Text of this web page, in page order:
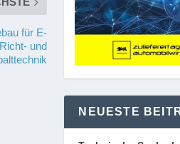
für E-
und
NEUESTE